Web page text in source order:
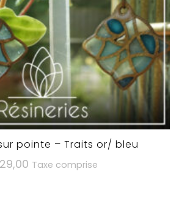
pointe – Traits or/ bleu
Taxe comprise